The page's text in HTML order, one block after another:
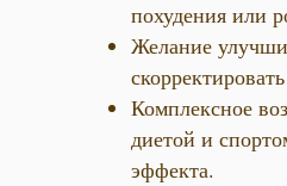
похудения или
Желание
Комплексное
диетой и
эффекта.